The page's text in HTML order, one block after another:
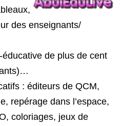
des enseignants/
de plus de cent
: éditeurs de QCM,
repérage dans l’espace,
coloriages, jeux de